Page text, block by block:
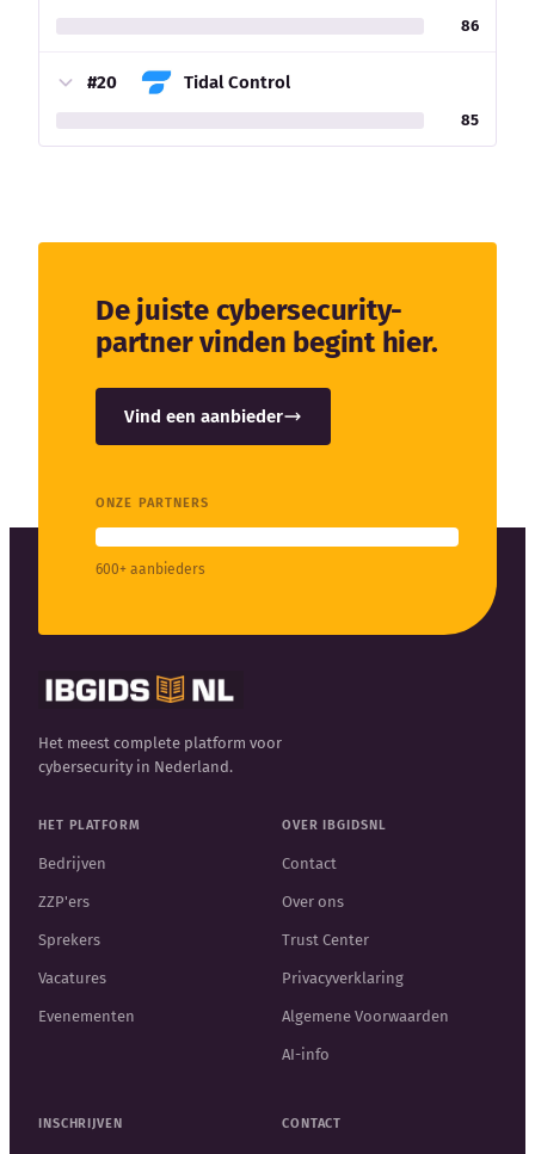
86
#20 Tidal Control
85
De juiste cybersecurity-
partner vinden begint hier.
Vind een aanbieder
ONZE PARTNERS
600+ aanbieders
Het meest complete platform voor
cybersecurity in Nederland.
HET PLATFORM
Bedrijven
ZZP'ers
Sprekers
Vacatures
Evenementen
OVER IBGIDSNL
Contact
Over ons
Trust Center
Privacyverklaring
Algemene Voorwaarden
AI-info
INSCHRIJVEN CONTACT